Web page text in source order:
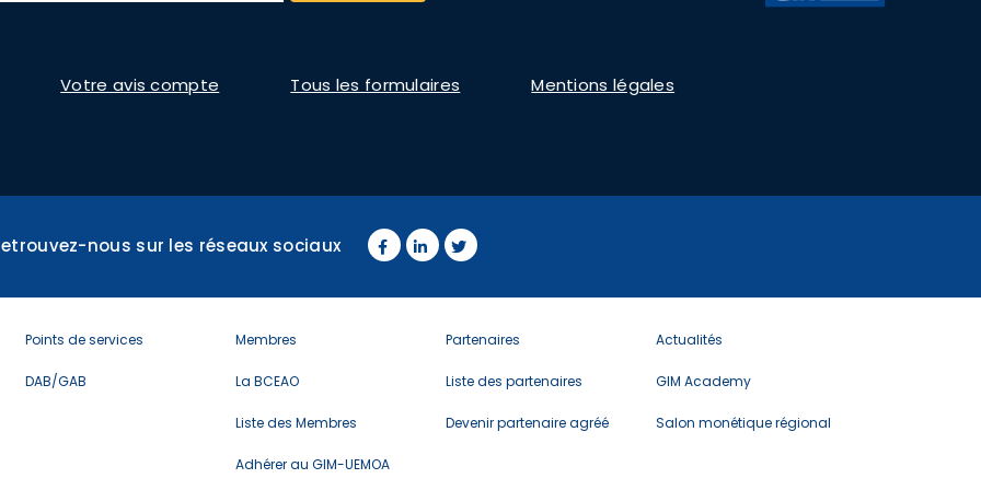
Votre avis compte Tous les formulaires Mentions légales
nous sur les réseaux sociaux
Menu
footer
3
Points de services
DAB/GAB
menu
footer
4
Membres
La BCEAO
Liste des Membres
Adhérer au GIM-UEMOA
Menu
footer
5
Partenaires
Liste des partenaires
Devenir partenaire agréé
Menu
footer
6
Actualités
GIM Academy
Salon monétique régional